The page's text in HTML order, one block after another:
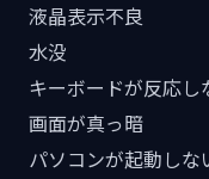
液晶表示不良
水没
キーボードが反応
画面が真っ暗
パソコンが起動しな